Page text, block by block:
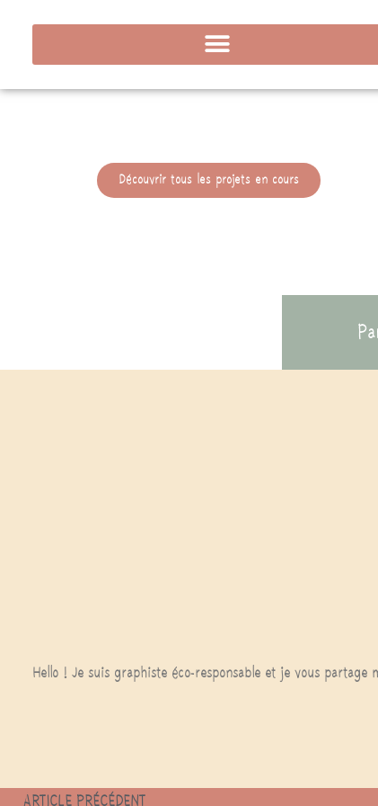
Découvrir tous les projets en cours
Hello ! Je suis graphiste éco-responsable et je vous
ARTICLE PRÉCÉDENT